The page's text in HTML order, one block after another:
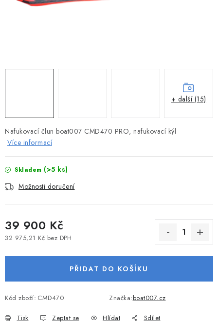
PRAMICE A MOTOROVÉ VESLICE
VODNÍ SKŮTRY
KATAMARÁNY - PONTON BOAT
VODNÍ SPORTY
PŘÍSLUŠENSTVÍ K MOTORŮM
PŘÍVĚSY K LODÍM
ZNAČKY
Nafukovací člun boat007 CMD470 PRO, nafukovací kýl
Více informací
Skladem (>5 ks)
Možnosti doručení
39 900 Kč
32 975,21 Kč bez DPH
PŘIDAT DO KOŠÍKU
Kód zboží: CMD470 Značka:boat007.cz
Tisk Zeptat se Hlídat Sdílet
+ další (15)